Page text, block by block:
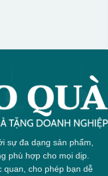
sự đa dạng sản phẩm,
phù hợp cho mọi dịp.
quan, cho phép bạn dễ